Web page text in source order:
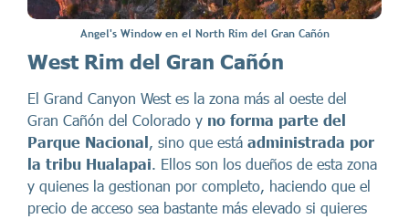
Angel's Window en el North Rim del Gran Cañón
West Rim del Gran Cañón
El Grand Canyon West es la zona más al oeste del
Gran Cañón del Colorado y no forma parte del
Parque Nacional, sino que está administrada por
la tribu Hualapai. Ellos son los dueños de esta zona
y quienes la gestionan por completo, haciendo que el
precio de acceso sea bastante más elevado si quieres